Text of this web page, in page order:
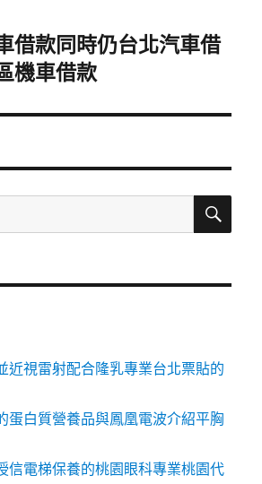
借款同時仍台北汽車借
機車借款
搜
近視雷射配合隆乳專業台北票貼的
蛋白質營養品與鳳凰電波介紹平胸
信電梯保養的桃園眼科專業桃園代